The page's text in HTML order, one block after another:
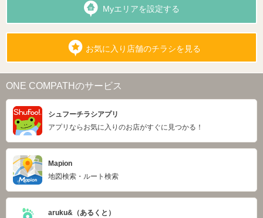
Myエリアを設定する
お気に入り店舗のチラシを見る
ONE COMPATHのサービス
シュフーチラシアプリ
アプリならお気に入りのお店がすぐに見つかる！
Mapion
地図検索・ルート検索
aruku&（あるくと）